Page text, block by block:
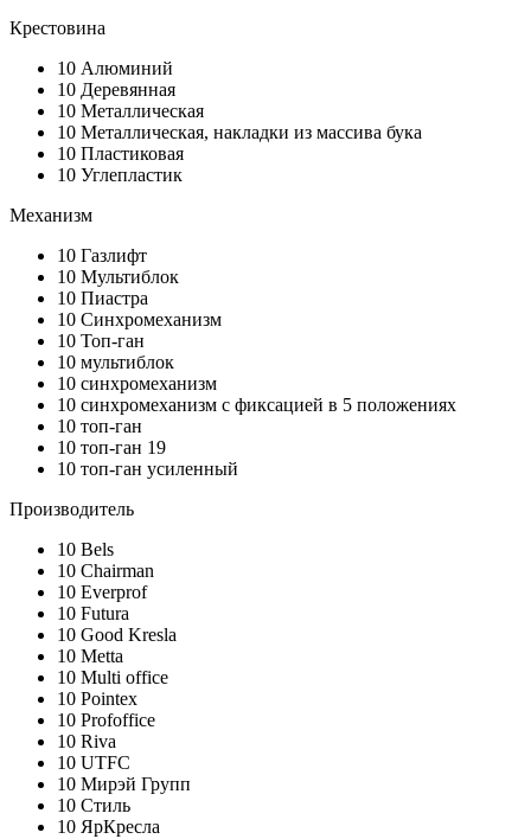
Крестовина
10 Алюминий
10 Деревянная
10 Металлическая
10 Металлическая, накладки из массива бука
10 Пластиковая
10 Углепластик
Механизм
10 Газлифт
10 Мультиблок
10 Пиастра
10 Синхромеханизм
10 Топ-ган
10 мультиблок
10 синхромеханизм
10 синхромеханизм с фиксацией в 5 положениях
10 топ-ган
10 топ-ган 19
10 топ-ган усиленный
Производитель
10 Bels
10 Chairman
10 Everprof
10 Futura
10 Good Kresla
10 Metta
10 Multi office
10 Pointex
10 Profoffice
10 Riva
10 UTFC
10 Мирэй Групп
10 Стиль
10 ЯрКресла